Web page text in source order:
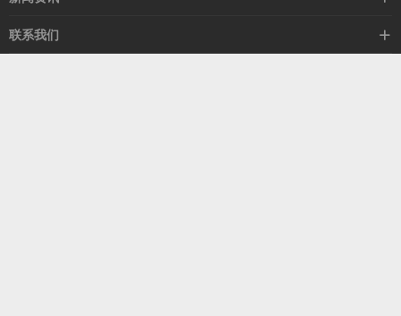
以太网交换机
行业动态
技术视角
联系我们